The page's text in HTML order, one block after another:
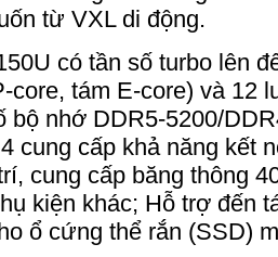
từ VXL di động.
có tần số turbo lên
core, tám E-core) và 12
bộ nhớ DDR5-5200/
cung cấp khả năng kết
cung cấp băng thông
kiện khác; Hỗ trợ đến
ổ cứng thể rắn (SSD)